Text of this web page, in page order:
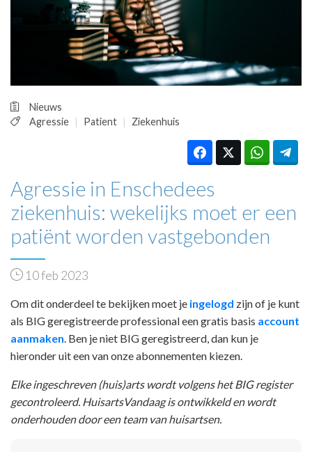
PRAKTIJKZAKEN
TARIEVEN
VPHUISARTSEN
MEDISCHE VAKHANDEL
REGISTRATIE
Nieuws
Agressie
Patient Ziekenhuis
Agressie in Enschedees
ziekenhuis: wekelijks moet er een
patiënt worden vastgebonden
10 feb 2023
Om dit onderdeel te bekijken moet je ingelogd zijn of je kunt
als BIG geregistreerde professional een gratis basis account
aanmaken . Ben je niet BIG geregistreerd, dan kun je
hieronder uit een van onze abonnementen kiezen.
Elke ingeschreven (huis)arts wordt volgens het BIG register
gecontroleerd. HuisartsVandaag is ontwikkeld en wordt
onderhouden door een team van huisartsen.